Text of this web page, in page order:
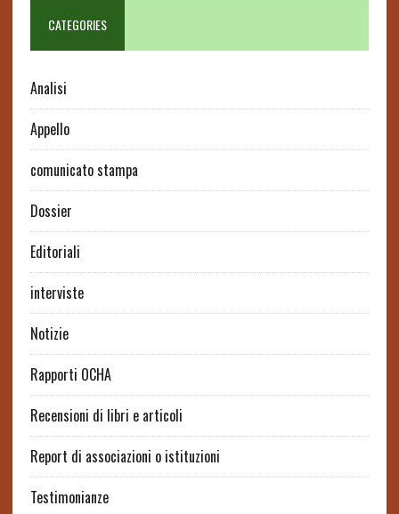
CATEGORIES
Analisi
Appello
comunicato stampa
Dossier
Editoriali
interviste
Notizie
Rapporti OCHA
Recensioni di libri e articoli
Report di associazioni o istituzioni
Testimonianze